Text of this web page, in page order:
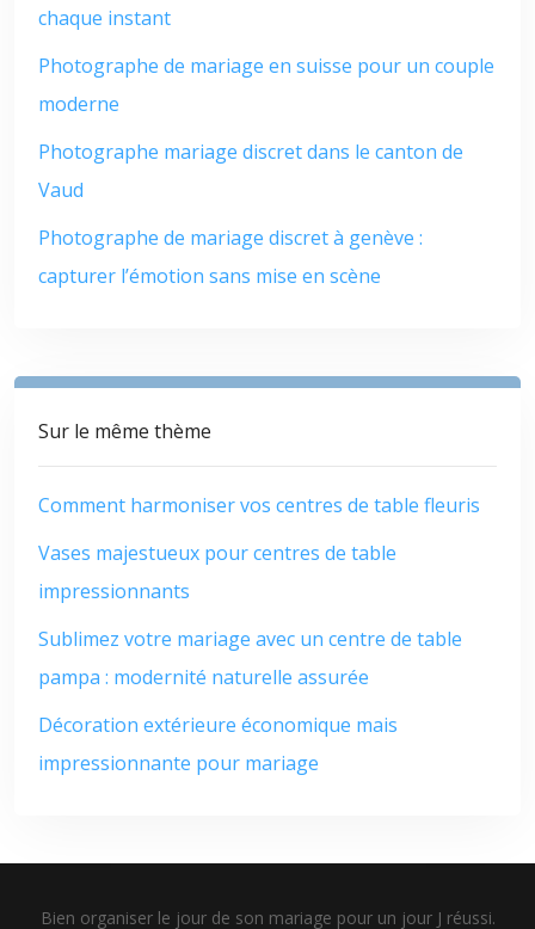
chaque instant
Photographe de mariage en suisse pour un couple
moderne
Photographe mariage discret dans le canton de
Vaud
Photographe de mariage discret à genève :
capturer l’émotion sans mise en scène
Sur le même thème
Comment harmoniser vos centres de table fleuris
Vases majestueux pour centres de table
impressionnants
Sublimez votre mariage avec un centre de table
pampa : modernité naturelle assurée
Décoration extérieure économique mais
impressionnante pour mariage
Bien organiser le jour de son mariage pour un jour J réussi.